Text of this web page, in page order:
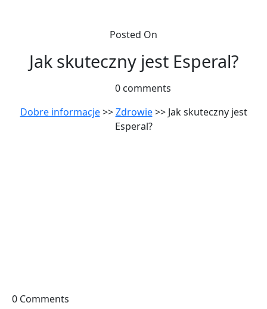
Posted On
Jak skuteczny jest Esperal?
0 comments
Dobre informacje>>Zdrowie>> Jak skuteczny jest
Esperal?
0 Comments